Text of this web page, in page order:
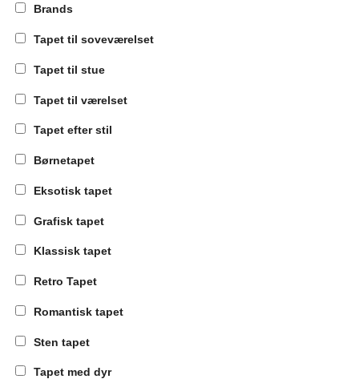
Brands
Tapet til soveværelset
Tapet til stue
Tapet til værelset
Tapet efter stil
Børnetapet
Eksotisk tapet
Grafisk tapet
Klassisk tapet
Retro Tapet
Romantisk tapet
Sten tapet
Tapet med dyr